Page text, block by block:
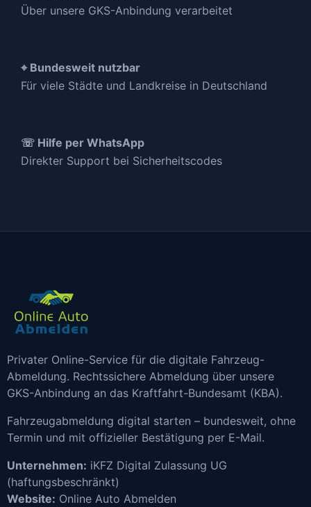
Über unsere GKS-Anbindung verarbeitet
⌖ Bundesweit nutzbar
Für viele Städte und Landkreise in Deutschland
☏ Hilfe per WhatsApp
Direkter Support bei Sicherheitscodes
Privater Online-Service für die digitale Fahrzeug-
Abmeldung. Rechtssichere Abmeldung über unsere
GKS-Anbindung an das Kraftfahrt-Bundesamt (KBA).
Fahrzeugabmeldung digital starten – bundesweit, ohne
Termin und mit offizieller Bestätigung per E-Mail.
Unternehmen: iKFZ Digital Zulassung UG
(haftungsbeschränkt)
Website: Online Auto Abmelden